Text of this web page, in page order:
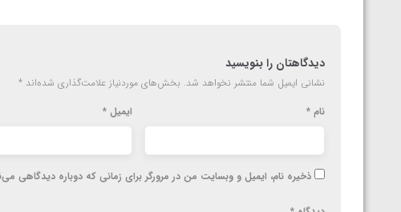
دیدگاهتان را بنویسید
نشانی ایمیل شما منتشر نخواهد شد. بخش‌های موردنیاز علامت‌گذاری شده‌اند *
نام * ایمیل*
ذخیره نام، ایمیل و وبسایت من در مرورگر برای زمانی که دوباره دیدگاهی